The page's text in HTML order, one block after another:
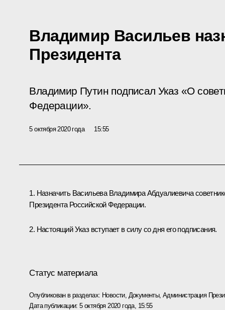
Владимир Васильев
Президента
Владимир Путин подписал Указ «О
Федерации».
5 октября 2020 года 15:55
1. Назначить Васильева Владимира Абдуалиевича
Президента Российской Федерации.
2. Настоящий Указ вступает в силу со дня его подписания.
Статус материала
Опубликован в разделах: Новости, Документы,Администрация
Дата публикации:5 октября 2020 года, 15:55